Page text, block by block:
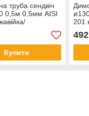
труба сендвіч
0,5м 0,5мм AISI
Купити
201
492